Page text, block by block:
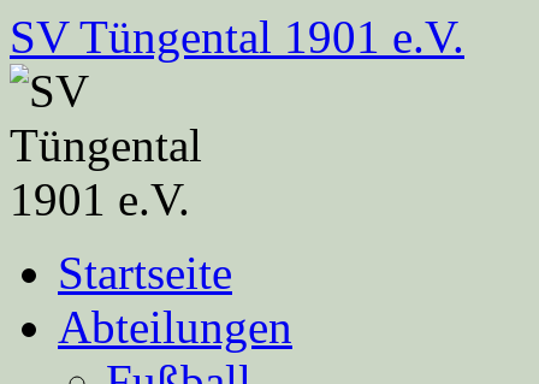
Zum
Inhalt
springen
SV Tüngental 1901 e.V.
Startseite
Abteilungen